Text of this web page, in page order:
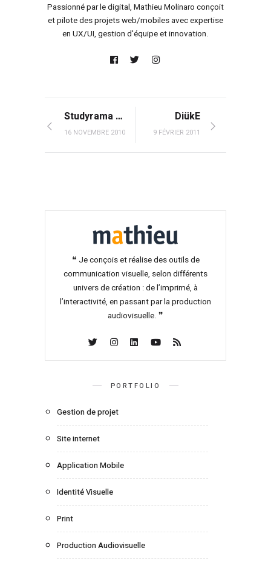
Passionné par le digital, Mathieu Molinaro conçoit
et pilote des projets web/mobiles avec expertise
en UX/UI, gestion d'équipe et innovation.
Studyrama – L’officiel des métiers de la communication
16 NOVEMBRE 2010
DiükE
9 FÉVRIER 2011
❝ Je conçois et réalise des outils de
communication visuelle, selon différents
univers de création : de l’imprimé, à
l’interactivité, en passant par la production
audiovisuelle. ❞
PORTFOLIO
Gestion de projet
Site internet
Application Mobile
Identité Visuelle
Print
Production Audiovisuelle